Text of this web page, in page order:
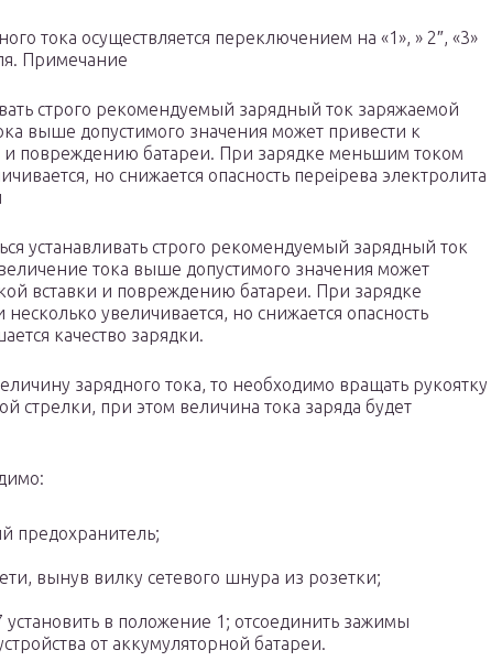
тока осуществляется переключением на «1», » 2″, «3»
Примечание
строго рекомендуемый зарядный ток заряжаемой
выше допустимого значения может привести к
и повреждению батареи. При зарядке меньшим током
но снижается опасность переірева электролита
устанавливать строго рекомендуемый зарядный ток
тока выше допустимого значения может
вставки и повреждению батареи. При зарядке
увеличивается, но снижается опасность
качество зарядки.
зарядного тока, то необходимо вращать рукоятку
стрелки, при этом величина тока заряда будет
предохранитель;
вынув вилку сетевого шнура из розетки;
установить в положение 1; отсоединить зажимы
от аккумуляторной батареи.